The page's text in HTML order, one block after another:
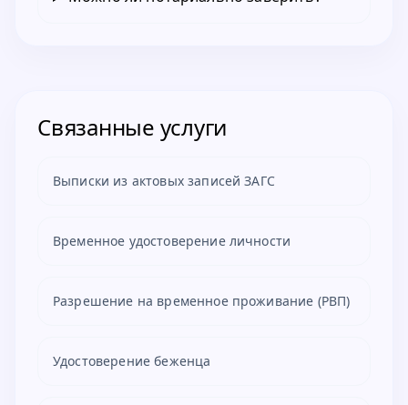
Связанные услуги
Выписки из актовых записей ЗАГС
Временное удостоверение личности
Разрешение на временное проживание (РВП)
Удостоверение беженца